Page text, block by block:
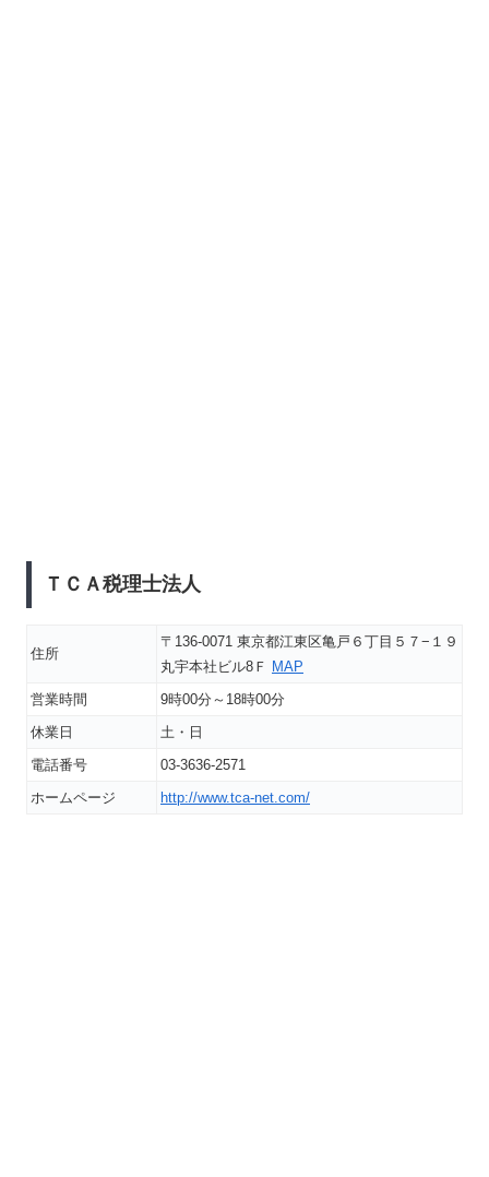
ＴＣＡ税理士法人
住所
〒136-0071 東京都江東区亀戸６丁目５７−１９
丸宇本社ビル8Ｆ MAP
営業時間
9時00分～18時00分
休業日
土・日
電話番号
03-3636-2571
ホームページ
http://www.tca-net.com/